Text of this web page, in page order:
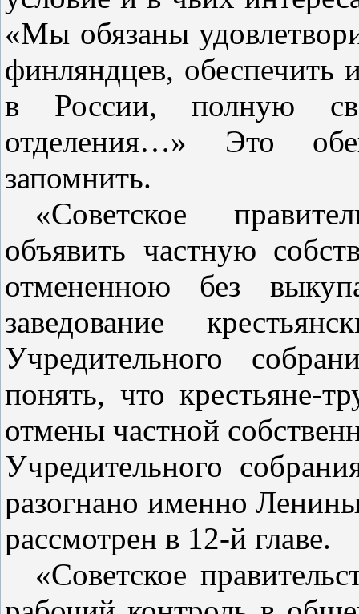
«Мы обязаны
финляндцев,
в России, полную
отделения…» Это
запомнить.
«Советское
объявить частную
отмененною без
заведование
Учредительного
понять, что
отмены частной
Учредительного
разогнано именно
рассмотрен в 12‑й главе.
«Советское